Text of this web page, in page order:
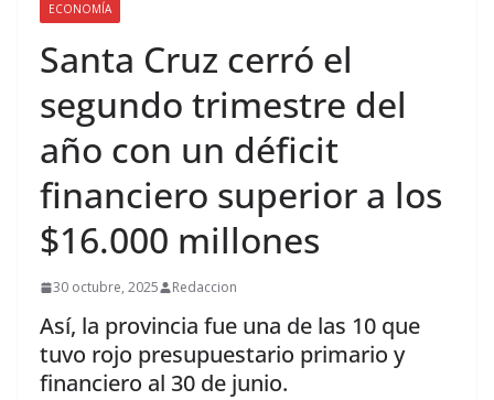
ECONOMÍA
Santa Cruz cerró el
segundo trimestre del
año con un déficit
financiero superior a los
$16.000 millones
30 octubre, 2025 Redaccion
Así, la provincia fue una de las 10 que
tuvo rojo presupuestario primario y
financiero al 30 de junio.